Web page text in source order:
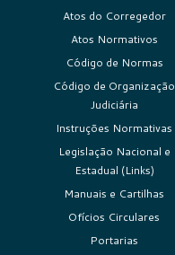
Atos do Corregedor
Atos Normativos
Código de Normas
Código de Organização
Judiciária
Instruções Normativas
Legislação Nacional e
Estadual (Links)
Manuais e Cartilhas
Ofícios Circulares
Portarias